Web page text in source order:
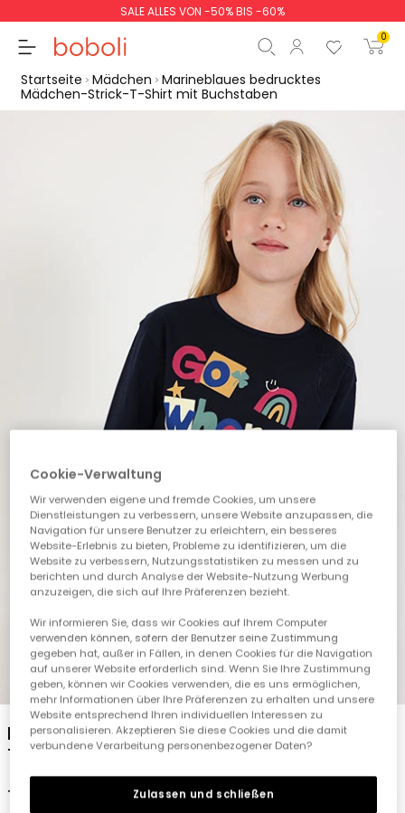
SALE ALLES VON -50% BIS -60%
0
0,00 €
Start der Bestellung
Startseite Mädchen Marineblaues bedrucktes
Mädchen-Strick-T-Shirt mit Buchstaben
1 2 3 4 5
Marineblaues bedrucktes Mädchen-Strick-
T-Shirt mit Buchstaben
19,95 €
Cookie-Verwaltung
Wir verwenden eigene und fremde Cookies, um unsere
Dienstleistungen zu verbessern, unsere Website anzupassen, die
Navigation für unsere Benutzer zu erleichtern, ein besseres
Website-Erlebnis zu bieten, Probleme zu identifizieren, um die
Website zu verbessern, Nutzungsstatistiken zu messen und zu
berichten und durch Analyse der Website-Nutzung Werbung
anzuzeigen, die sich auf Ihre Präferenzen bezieht.
Wir informieren Sie, dass wir Cookies auf Ihrem Computer
verwenden können, sofern der Benutzer seine Zustimmung
gegeben hat, außer in Fällen, in denen Cookies für die Navigation
auf unserer Website erforderlich sind. Wenn Sie Ihre Zustimmung
geben, können wir Cookies verwenden, die es uns ermöglichen,
mehr Informationen über Ihre Präferenzen zu erhalten und unsere
Website entsprechend Ihren individuellen Interessen zu
personalisieren. Akzeptieren Sie diese Cookies und die damit
verbundene Verarbeitung personenbezogener Daten?
Zulassen und schließen